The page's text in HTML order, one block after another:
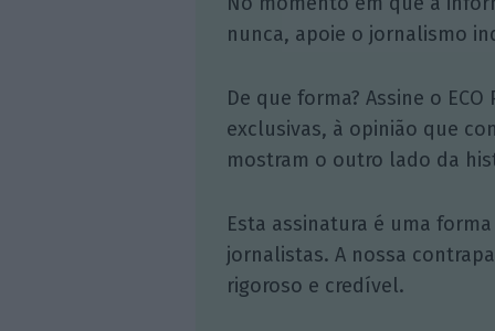
nunca, apoie o jornalismo
De que forma? Assine o
exclusivas, à opinião que
mostram o outro lado da
Esta assinatura é uma
jornalistas. A nossa
rigoroso e credível.